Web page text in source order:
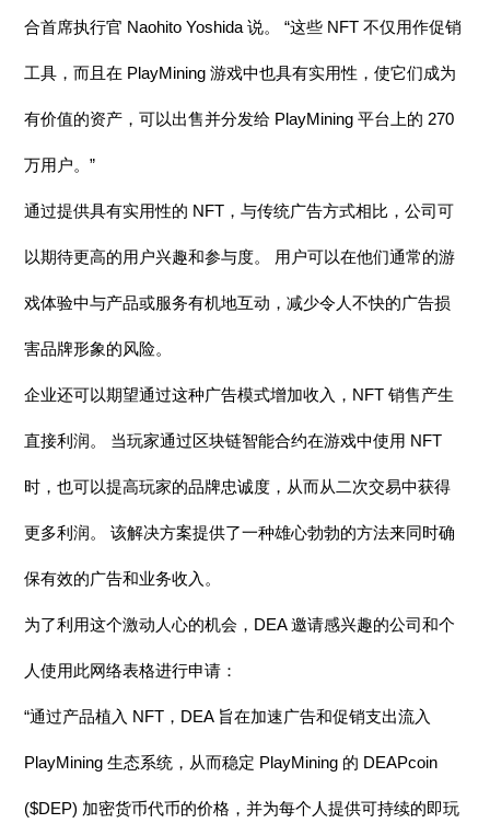
合首席执行官 Naohito Yoshida 说。 “这些 NFT 不仅用作促销
工具，而且在 PlayMining 游戏中也具有实用性，使它们成为
有价值的资产，可以出售并分发给 PlayMining 平台上的 270
万用户。”
通过提供具有实用性的 NFT，与传统广告方式相比，公司可
以期待更高的用户兴趣和参与度。 用户可以在他们通常的游
戏体验中与产品或服务有机地互动，减少令人不快的广告损
害品牌形象的风险。
企业还可以期望通过这种广告模式增加收入，NFT 销售产生
直接利润。 当玩家通过区块链智能合约在游戏中使用 NFT
时，也可以提高玩家的品牌忠诚度，从而从二次交易中获得
更多利润。 该解决方案提供了一种雄心勃勃的方法来同时确
保有效的广告和业务收入。
为了利用这个激动人心的机会，DEA 邀请感兴趣的公司和个
人使用此网络表格进行申请：
“通过产品植入 NFT，DEA 旨在加速广告和促销支出流入
PlayMining 生态系统，从而稳定 PlayMining 的 DEAPcoin
($DEP) 加密货币代币的价格，并为每个人提供可持续的即玩